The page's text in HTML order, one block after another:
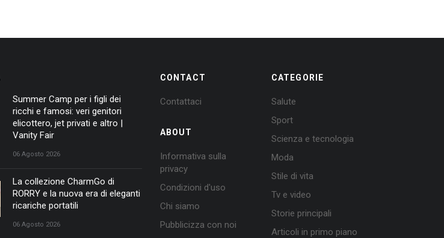
Summer Camp per i figli dei
ricchi e famosi: veri genitori
elicottero, jet privati e altro |
Vanity Fair
06 Agosto 2026
La collezione CharmGo di
RORRY e la nuova era di eleganti
ricariche portatili
06 Agosto 2026
CONTACT
Contattaci
ABOUT
Informativa sulla
privacy
Condizioni d'uso
Chi siamo
Pubblicizza con noi
CATEGORIE
Salute
Sport
Scienza e tecnologia
Moda
Stile di vita
Tv e video
Storie principali
Articoli in primo piano